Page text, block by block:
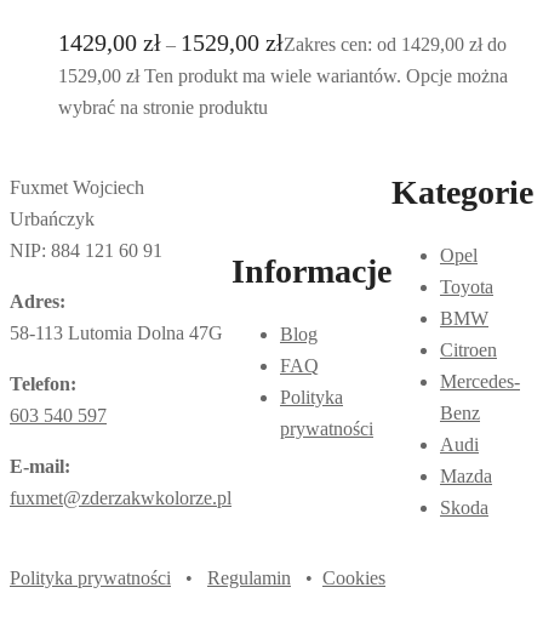
1429,00 zł – 1529,00 złZakres cen: od 1429,00 zł do
1529,00 zł Ten produkt ma wiele wariantów. Opcje można
wybrać na stronie produktu
Fuxmet Wojciech
Urbańczyk
NIP: 884 121 60 91
Adres:
58-113 Lutomia Dolna 47G
Telefon:
603 540 597
E-mail:
fuxmet@zderzakwkolorze.pl
Informacje
Blog
FAQ
Polityka
prywatności
Kategorie
Opel
Toyota
BMW
Citroen
Mercedes-
Benz
Audi
Mazda
Skoda
Polityka prywatności • Regulamin • Cookies